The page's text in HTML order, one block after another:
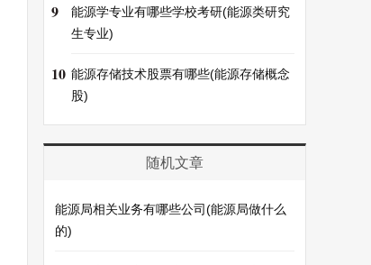
9
能源学专业有哪些学校考研(能源类研究
生专业)
10 能源存储技术股票有哪些(能源存储概念
股)
随机文章
能源局相关业务有哪些公司(能源局做什么
的)